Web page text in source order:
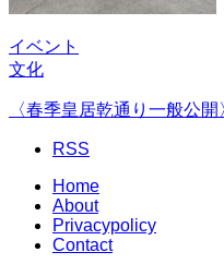
イベント
文化
〈春季皇居乾通り一般公
RSS
Home
About
Privacypolicy
Contact